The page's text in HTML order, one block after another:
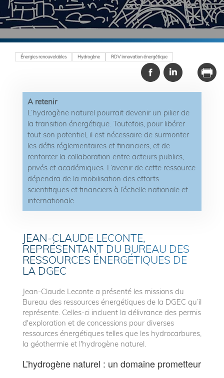
Énergies renouvelables Hydrogène RDV innovation énergétique
A retenir
L’hydrogène naturel pourrait devenir un pilier de
la transition énergétique. Toutefois, pour libérer
tout son potentiel, il est nécessaire de surmonter
les défis réglementaires et financiers, et de
renforcer la collaboration entre acteurs publics,
privés et académiques. L’avenir de cette ressource
dépendra de la mobilisation des efforts
scientifiques et financiers à l’échelle nationale et
internationale.
JEAN-CLAUDE LECONTE,
REPRÉSENTANT DU BUREAU DES
RESSOURCES ÉNERGÉTIQUES DE
LA DGEC
Jean-Claude Leconte a présenté les missions du
Bureau des ressources énergétiques de la DGEC qu’il
représente. Celles-ci incluent la délivrance des permis
d'exploration et de concessions pour diverses
ressources énergétiques telles que les hydrocarbures,
la géothermie et l'hydrogène naturel.
L’hydrogène naturel : un domaine prometteur